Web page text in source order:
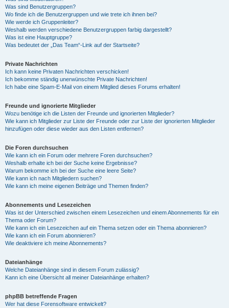
Was sind Benutzergruppen?
Wo finde ich die Benutzergruppen und wie trete ich ihnen bei?
Wie werde ich Gruppenleiter?
Weshalb werden verschiedene Benutzergruppen farbig dargestellt?
Was ist eine Hauptgruppe?
Was bedeutet der „Das Team“-Link auf der Startseite?
Private Nachrichten
Ich kann keine Privaten Nachrichten verschicken!
Ich bekomme ständig unerwünschte Private Nachrichten!
Ich habe eine Spam-E-Mail von einem Mitglied dieses Forums erhalten!
Freunde und ignorierte Mitglieder
Wozu benötige ich die Listen der Freunde und ignorierten Mitglieder?
Wie kann ich Mitglieder zur Liste der Freunde oder zur Liste der ignorierten Mitglieder
hinzufügen oder diese wieder aus den Listen entfernen?
Die Foren durchsuchen
Wie kann ich ein Forum oder mehrere Foren durchsuchen?
Weshalb erhalte ich bei der Suche keine Ergebnisse?
Warum bekomme ich bei der Suche eine leere Seite?
Wie kann ich nach Mitgliedern suchen?
Wie kann ich meine eigenen Beiträge und Themen finden?
Abonnements und Lesezeichen
Was ist der Unterschied zwischen einem Lesezeichen und einem Abonnements für ein
Thema oder Forum?
Wie kann ich ein Lesezeichen auf ein Thema setzen oder ein Thema abonnieren?
Wie kann ich ein Forum abonnieren?
Wie deaktiviere ich meine Abonnements?
Dateianhänge
Welche Dateianhänge sind in diesem Forum zulässig?
Kann ich eine Übersicht all meiner Dateianhänge erhalten?
phpBB betreffende Fragen
Wer hat diese Forensoftware entwickelt?